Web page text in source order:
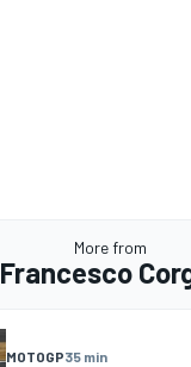
More from
Francesco
MOTOGP35 min